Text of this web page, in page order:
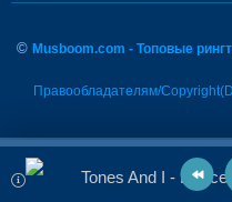
© Musboom.com - Топовые
Правообладателям/